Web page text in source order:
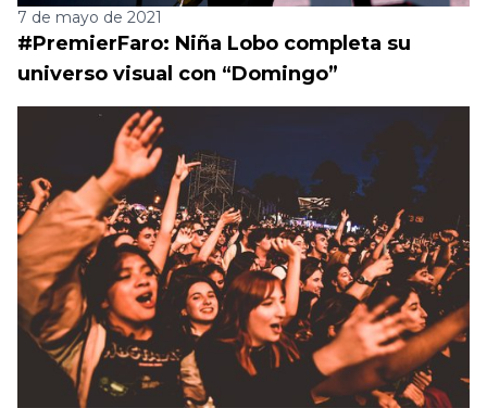
7 de mayo de 2021
#PremierFaro: Niña Lobo completa su
universo visual con “Domingo”